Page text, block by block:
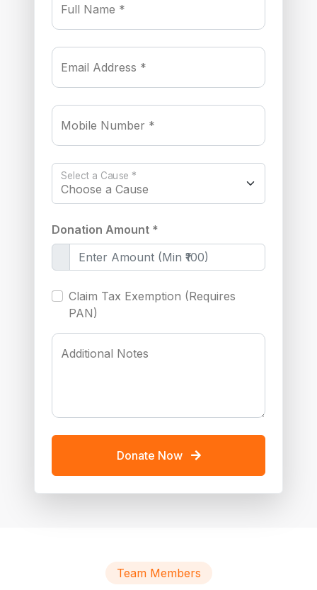
Full Name *
Email Address *
Mobile Number *
Select a Cause *
Donation Amount *
Claim Tax Exemption (Requires
PAN)
Additional Notes
Donate Now
Team Members